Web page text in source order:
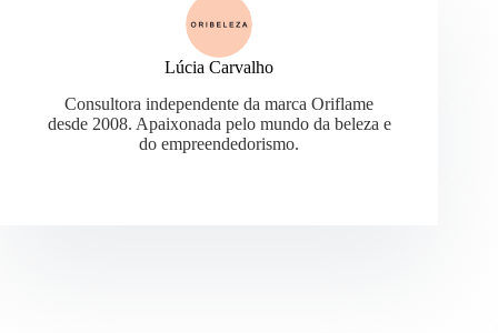
Lúcia Carvalho
Consultora independente da marca Oriflame
desde 2008. Apaixonada pelo mundo da beleza e
do empreendedorismo.